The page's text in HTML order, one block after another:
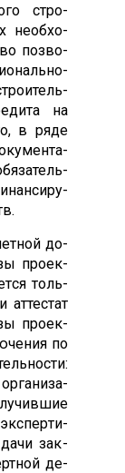
стро­
не­об­хо­
поз­во­
на
в ря­де
до­
про­ек­
толь­
про­ек­
по
зак­
де­